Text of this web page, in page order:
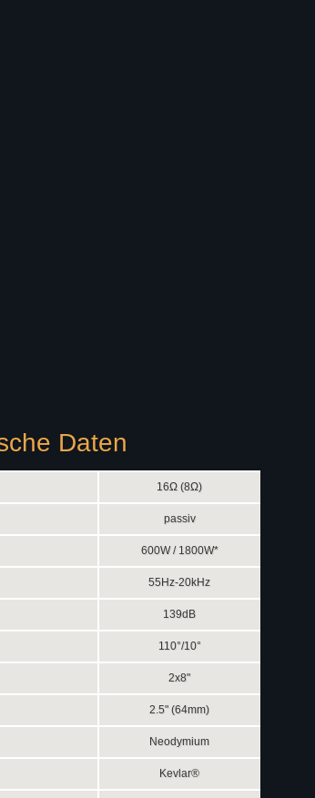
Daten
16Ω (8Ω)
passiv
600W / 1800W*
55Hz-20kHz
139dB
110°/10°
2x8"
2.5" (64mm)
Neodymium
Kevlar®